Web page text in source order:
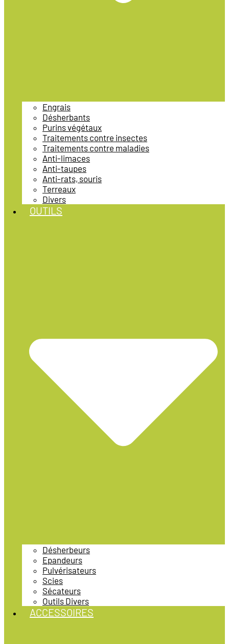
Engrais
Désherbants
Purins végétaux
Traitements contre insectes
Traitements contre maladies
Anti-limaces
Anti-taupes
Anti-rats, souris
Terreaux
Divers
OUTILS
Désherbeurs
Epandeurs
Pulvérisateurs
Scies
Sécateurs
Outils Divers
ACCESSOIRES